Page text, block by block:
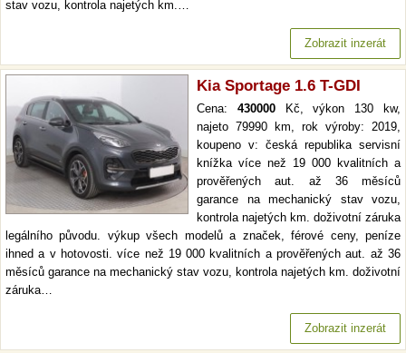
stav vozu, kontrola najetých km.…
Zobrazit inzerát
Kia Sportage 1.6 T-GDI
Cena: 430000Kč, výkon 130 kw,
najeto 79990 km, rok výroby: 2019,
koupeno v: česká republika servisní
knížka více než 19 000 kvalitních a
prověřených aut. až 36 měsíců
garance na mechanický stav vozu,
kontrola najetých km. doživotní záruka
legálního původu. výkup všech modelů a značek, férové ceny, peníze
ihned a v hotovosti. více než 19 000 kvalitních a prověřených aut. až 36
měsíců garance na mechanický stav vozu, kontrola najetých km. doživotní
záruka…
Zobrazit inzerát